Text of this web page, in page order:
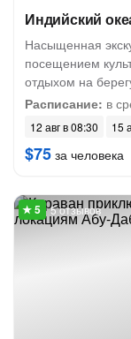
Индийский
Насыщенная
посещением
отдыхом на
Расписание: в
12 авг в 08:30 15
$75 за человека
5 отзывов